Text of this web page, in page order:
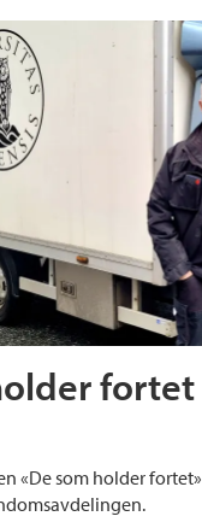
fortet
«De som holder